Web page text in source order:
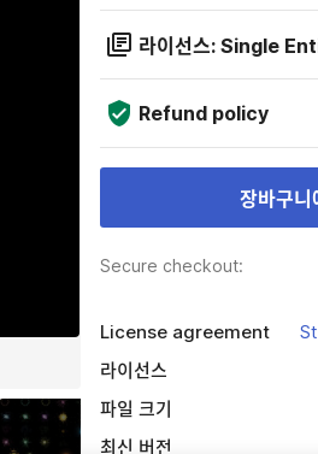
라이선스: Single
Refund policy
장바구니
Secure checkout:
License agreement
라이선스
파일 크기
최신 버전